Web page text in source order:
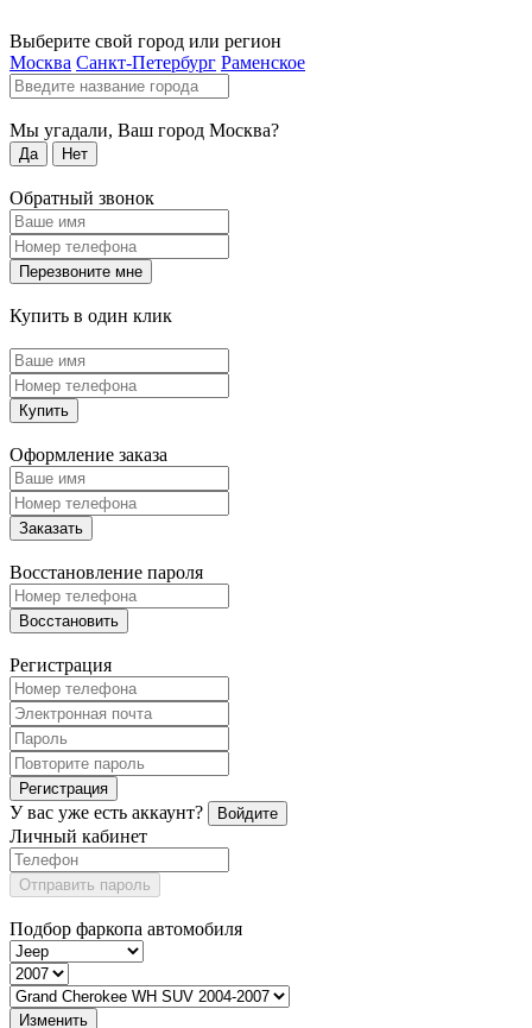
Выберите свой город или регион
Москва Санкт-Петербург Раменское
Мы угадали, Ваш город Москва?
Да Нет
Обратный звонок
Перезвоните мне
Купить в один клик
Купить
Оформление заказа
Заказать
Восстановление пароля
Восстановить
Регистрация
Регистрация
У вас уже есть аккаунт? Войдите
Личный кабинет
Отправить пароль
Подбор фаркопа автомобиля
Изменить